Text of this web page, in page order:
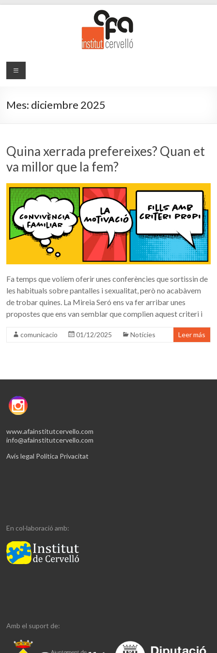
AFA
Institut
Cervelló
Pàgina web
del Institut
Mes: diciembre 2025
Quina xerrada prefereixes? Quan et
va millor que la fem?
Fa temps que volíem oferir unes conferències que sortissin de
les habituals sobre pantalles i sexualitat, però no acabàvem
de trobar quines. La Mireia Seró ens va fer arribar unes
propostes que ens van semblar que complien aquest criteri i
comunicacio 01/12/2025 Notícies Leer más
www.afainstitutcervello.com
info@afainstitutcervello.com
Avís legal Política Privacitat
En col·laboració amb:
Amb el suport de: